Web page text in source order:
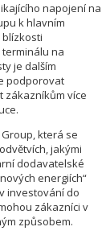
napojení na
k hlavním
blízkosti
na
je dalším
podporovat
zákazníkům více
která se
jakými
dodavatelské
energiích“
investování do
zákazníci v
způsobem.